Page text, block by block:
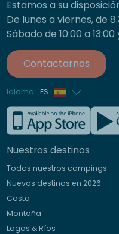
Estamos a su
De lunes a viernes, de
Sábado de 10:00 a 13:00
Contactarnos
Idioma ES
Francés
Inglés
Alemán
Nuestros destinos
Todos nuestros campings
Nuevos destinos en 2026
Costa
Montaña
Lagos & Ríos